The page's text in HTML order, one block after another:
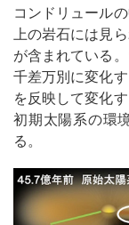
コンドリュール
上の岩石には見
が含まれている
千差万別に変化
を反映して変化
初期太陽系の環
る。